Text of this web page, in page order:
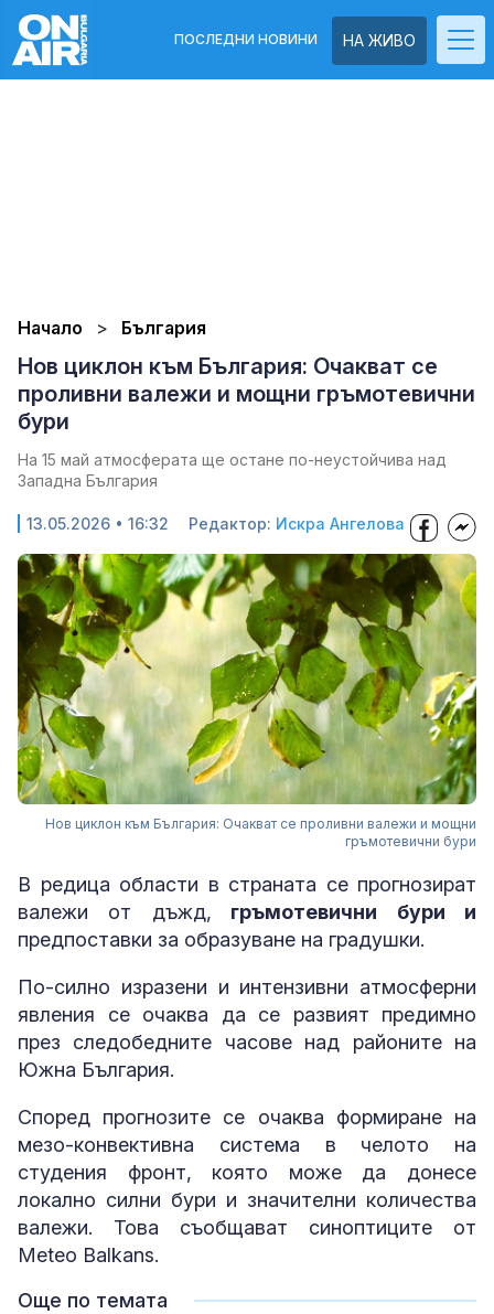
НА ЖИВО
ПОСЛЕДНИ НОВИНИ
Начало България
Нов циклон към България: Очакват се
проливни валежи и мощни гръмотевични
бури
На 15 май атмосферата ще остане по-неустойчива над
Западна България
13.05.2026 • 16:32 Редактор: Искра Ангелова
Нов циклон към България: Очакват се проливни валежи и мощни
гръмотевични бури
В редица области в страната се прогнозират
валежи от дъжд, гръмотевични бури и
предпоставки за образуване на градушки.
По-силно изразени и интензивни атмосферни
явления се очаква да се развият предимно
през следобедните часове над районите на
Южна България.
Според прогнозите се очаква формиране на
мезо-конвективна система в челото на
студения фронт, която може да донесе
локално силни бури и значителни количества
валежи. Това съобщават синоптиците от
Meteo Balkans.
Още по темата